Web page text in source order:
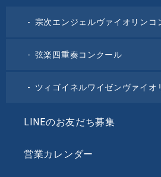
宗次エンジェルヴァイオリンコ
弦楽四重奏コンクール
ツィゴイネルワイゼンヴァイオ
LINEのお友だち募集
営業カレンダー